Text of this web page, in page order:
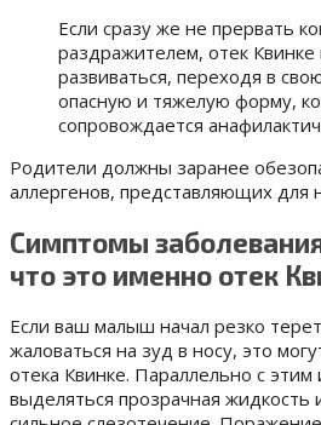
Если сразу же не прервать
раздражителем, отек
развиваться, переходя в
опасную и тяжелую форму,
сопровождается
Родители должны заранее
аллергенов, представляющих для
Симптомы
что это именно отек
Если ваш малыш начал резко
жаловаться на зуд в носу, это
отека Квинке. Параллельно с
выделяться прозрачная жидкость